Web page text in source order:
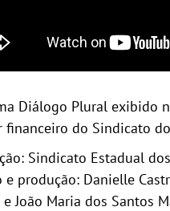
Diálogo Plural exibido
financeiro do Sindicato
Sindicato Estadual
e produção: Danielle
João Maria dos Santos